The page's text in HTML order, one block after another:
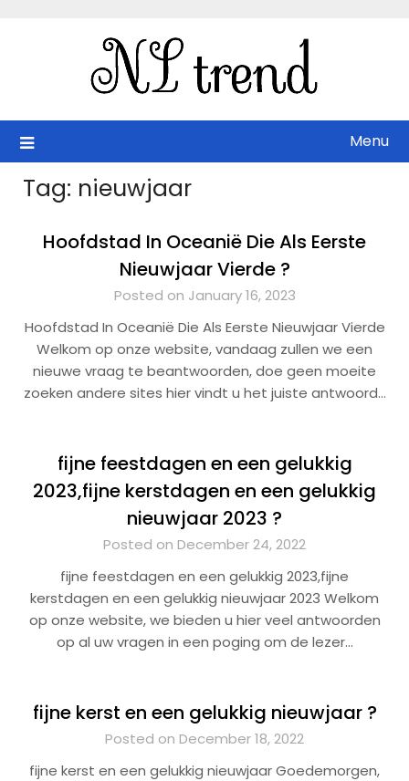
Menu
Tag: nieuwjaar
Hoofdstad In Oceanië Die Als Eerste
Nieuwjaar Vierde ?
Posted on January 16, 2023
Hoofdstad In Oceanië Die Als Eerste Nieuwjaar Vierde
Welkom op onze website, vandaag zullen we een
nieuwe vraag te beantwoorden, doe geen moeite
zoeken andere sites hier vindt u het juiste antwoord…
fijne feestdagen en een gelukkig
2023,fijne kerstdagen en een gelukkig
nieuwjaar 2023 ?
Posted on December 24, 2022
fijne feestdagen en een gelukkig 2023,fijne
kerstdagen en een gelukkig nieuwjaar 2023 Welkom
op onze website, we bieden u hier veel antwoorden
op al uw vragen in een poging om de lezer…
fijne kerst en een gelukkig nieuwjaar ?
Posted on December 18, 2022
fijne kerst en een gelukkig nieuwjaar Goedemorgen,